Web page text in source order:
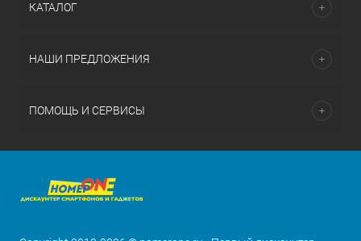
КАТАЛОГ
НАШИ ПРЕДЛОЖЕНИЯ
ПОМОЩЬ И СЕРВИСЫ